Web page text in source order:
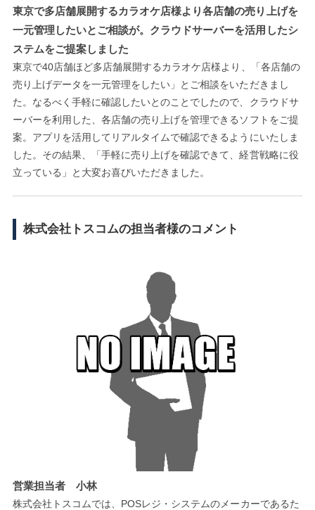
東京で多店舗展開するカラオケ店様より各店舗の売り上げを
一元管理したいとご相談が。クラウドサーバーを活用したシ
ステムをご提案しました
東京で40店舗ほど多店舗展開するカラオケ店様より、「各店舗の
売り上げデータを一元管理をしたい」とご相談をいただきまし
た。なるべく手軽に確認したいとのことでしたので、クラウドサ
ーバーを利用した、各店舗の売り上げを管理できるソフトをご提
案。アプリを活用してリアルタイムで確認できるようにいたしま
した。その結果、「手軽に売り上げを確認できて、経営戦略に役
立っている」と大変お喜びいただきました。
株式会社トスコムの担当者様のコメント
営業担当者 小林
株式会社トスコムでは、POSレジ・システムのメーカーであるた